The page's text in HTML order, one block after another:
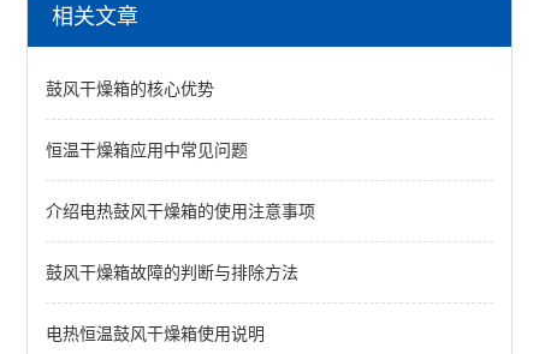
鼓风干燥箱
恒温干燥箱
真空干燥箱
不锈钢干燥箱
高温干燥箱
相关文章
鼓风干燥箱的核心优势
恒温干燥箱应用中常见问题
介绍电热鼓风干燥箱的使用注意事项
鼓风干燥箱故障的判断与排除方法
电热恒温鼓风干燥箱使用说明